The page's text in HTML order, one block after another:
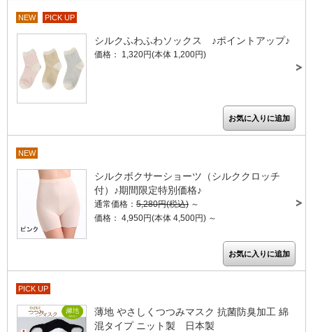
NEW PICK UP
シルクふわふわソックス ♪ポイントアップ♪
価格： 1,320円(本体 1,200円)
NEW
シルクボクサーショーツ（シルククロッチ
付）♪期間限定特別価格♪
通常価格： 5,280円(税込) ～
価格： 4,950円(本体 4,500円) ～
PICK UP
薄地 やさしくつつみマスク 抗菌防臭加工 綿
混タイプ ニット製 日本製